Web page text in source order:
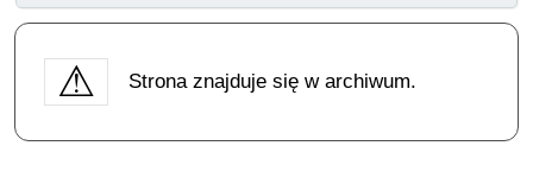
Strona znajduje się w archiwum.